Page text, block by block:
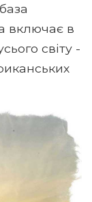
включає в
світу -